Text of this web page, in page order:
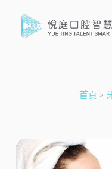
首頁 »